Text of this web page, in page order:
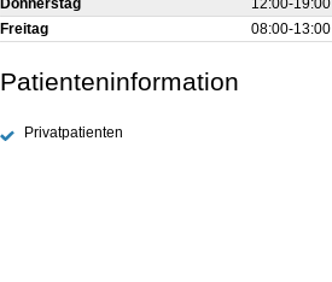
Donnerstag
12:00‑19:00
Freitag
08:00‑13:00
Patienteninformation
Privatpatienten